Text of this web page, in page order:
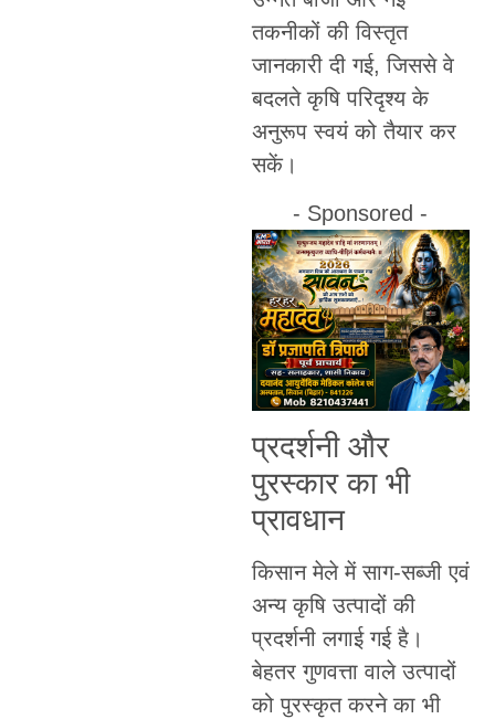
तकनीकों की विस्तृत
जानकारी दी गई, जिससे वे
बदलते कृषि परिदृश्य के
अनुरूप स्वयं को तैयार कर
सकें।
- Sponsored -
प्रदर्शनी और
पुरस्कार का भी
प्रावधान
किसान मेले में साग-सब्जी एवं
अन्य कृषि उत्पादों की
प्रदर्शनी लगाई गई है।
बेहतर गुणवत्ता वाले उत्पादों
को पुरस्कृत करने का भी